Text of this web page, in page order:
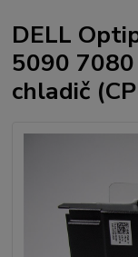
DELL
5090
chladič